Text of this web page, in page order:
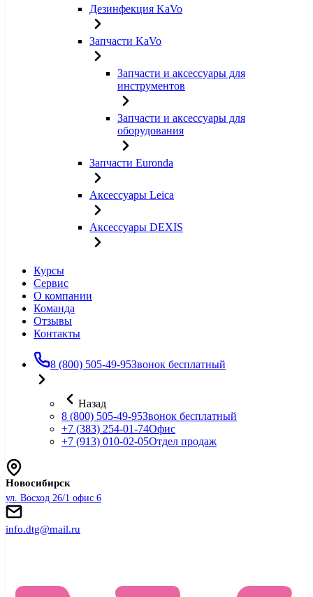
Дезинфекция KaVo
Запчасти KaVo
Запчасти и аксессуары для
инструментов
Запчасти и аксессуары для
оборудования
Запчасти Euronda
Аксессуары Leica
Аксессуары DEXIS
Курсы
Сервис
О компании
Команда
Отзывы
Контакты
8 (800) 505-49-95Звонок бесплатный
Назад
8 (800) 505-49-95Звонок бесплатный
+7 (383) 254-01-74Офис
+7 (913) 010-02-05Отдел продаж
Новосибирск
ул. Восход 26/1 офис 6
info.dtg@mail.ru